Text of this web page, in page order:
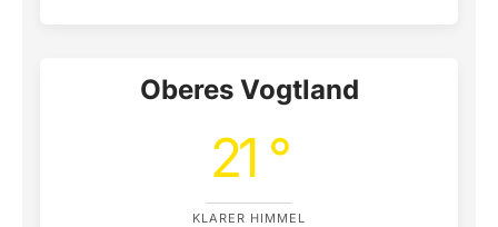
Oberes Vogtland
21 °
KLARER HIMMEL